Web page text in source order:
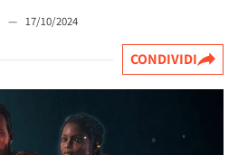
— 17/10/2024
CONDIVIDI